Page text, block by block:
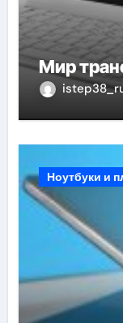
Мир
Ноутбуки и